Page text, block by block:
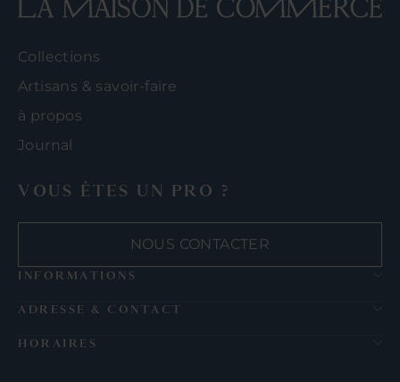
Collections
Artisans & savoir-faire
à propos
Journal
VOUS ÊTES UN PRO ?
NOUS CONTACTER
INFORMATIONS
ADRESSE & CONTACT
HORAIRES